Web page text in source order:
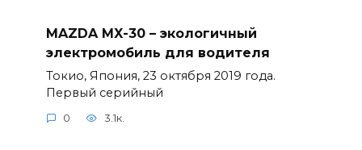
MAZDA MX-30 – экологичный
электромобиль для водителя
Токио, Япония, 23 октября 2019 года.
Первый серийный
0 3.1к.